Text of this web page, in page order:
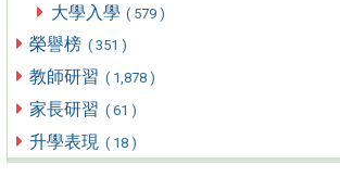
大學入學 ( 579 )
榮譽榜 ( 351 )
教師研習 ( 1,878 )
家長研習 ( 61 )
升學表現 ( 18 )